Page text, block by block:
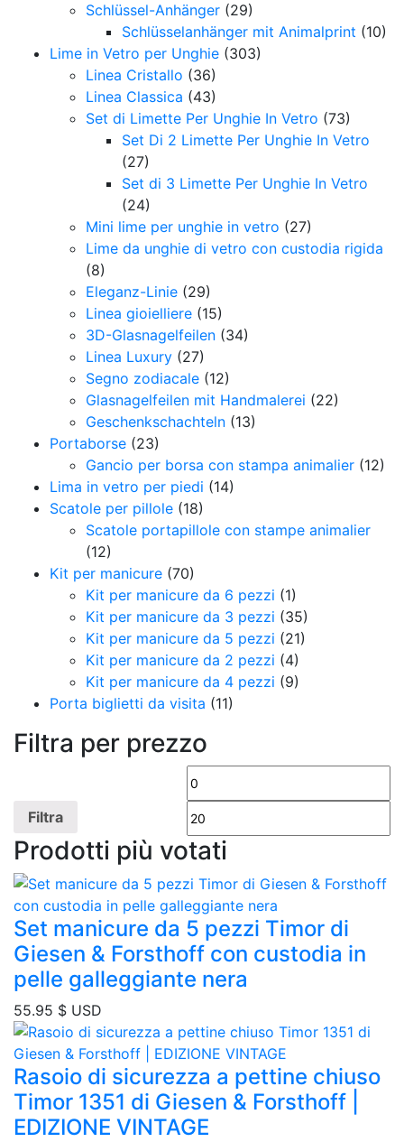
Schlüssel-Anhänger (29)
Schlüsselanhänger mit Animalprint (10)
Lime in Vetro per Unghie (303)
Linea Cristallo (36)
Linea Classica (43)
Set di Limette Per Unghie In Vetro (73)
Set Di 2 Limette Per Unghie In Vetro
(27)
Set di 3 Limette Per Unghie In Vetro
(24)
Mini lime per unghie in vetro (27)
Lime da unghie di vetro con custodia rigida
(8)
Eleganz-Linie (29)
Linea gioielliere (15)
3D-Glasnagelfeilen (34)
Linea Luxury (27)
Segno zodiacale (12)
Glasnagelfeilen mit Handmalerei (22)
Geschenkschachteln (13)
Portaborse (23)
Gancio per borsa con stampa animalier (12)
Lima in vetro per piedi (14)
Scatole per pillole (18)
Scatole portapillole con stampe animalier
(12)
Kit per manicure (70)
Kit per manicure da 6 pezzi (1)
Kit per manicure da 3 pezzi (35)
Kit per manicure da 5 pezzi (21)
Kit per manicure da 2 pezzi (4)
Kit per manicure da 4 pezzi (9)
Porta biglietti da visita (11)
Filtra per prezzo
Prezzo
Filtra
Prodotti più votati
Set manicure da 5 pezzi Timor di
Giesen & Forsthoff con custodia in
pelle galleggiante nera
55.95 $ USD
Rasoio di sicurezza a pettine chiuso
Timor 1351 di Giesen & Forsthoff |
EDIZIONE VINTAGE